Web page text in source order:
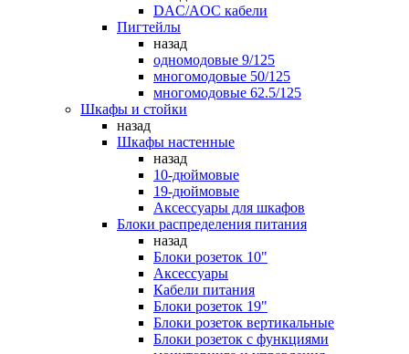
DAC/AOC кабели
Пигтейлы
назад
одномодовые 9/125
многомодовые 50/125
многомодовые 62.5/125
Шкафы и стойки
назад
Шкафы настенные
назад
10-дюймовые
19-дюймовые
Аксессуары для шкафов
Блоки распределения питания
назад
Блоки розеток 10"
Аксессуары
Кабели питания
Блоки розеток 19"
Блоки розеток вертикальные
Блоки розеток с функциями